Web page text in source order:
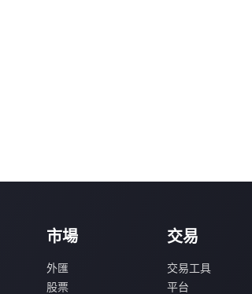
市場
外匯
股票
交易
交易工具
平台